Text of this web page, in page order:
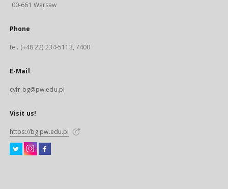
00-661 Warsaw
Phone
tel. (+48 22) 234-5113, 7400
E-Mail
cyfr.bg@pw.edu.pl
Visit us!
https://bg.pw.edu.pl